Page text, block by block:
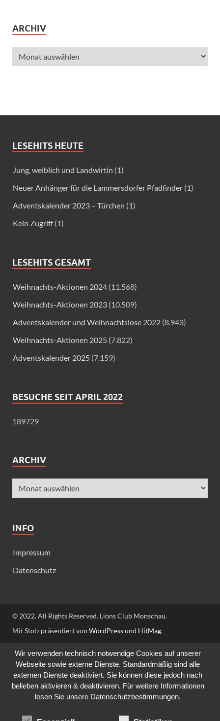
ARCHIV
LESEHITS HEUTE
Jung, weiblich und Landwirtin (1)
Neuer Anhänger für die Lammersdorfer Pfadfinder (1)
Adventskalender 2023 – Türchen (1)
Kein Zugriff (1)
LESEHITS GESAMT
Weihnachts-Aktionen 2024 (11.568)
Weihnachts-Aktionen 2023 (10.509)
Adventskalender und Weihnachtslose 2022 (8.943)
Weihnachts-Aktionen 2025 (7.822)
Adventskalender 2025 (7.159)
BESUCHE SEIT APRIL 2022
189729
ARCHIV
INFO
Impressum
Datenschutz
© 2022. All Rights Reserved. Lions Club Monschau.
Mit Stolz präsentiert von WordPressund HitMag.
Wir verwenden technisch notwendige Cookies auf unserer
Webseite sowie externe Dienste. Standardmäßig sind alle
externen Dienste deaktiviert. Sie können diese jedoch nach
belieben aktivieren & deaktivieren. Für weitere Informationen
lesen Sie unsere Datenschutzbestimmungen.